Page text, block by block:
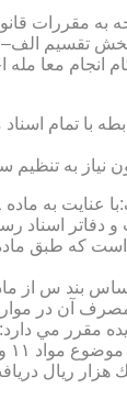
به مقررات
تقسيم الف–
انجام معا مله
با تمام
نياز به
و دفاتر
بر اساس بند س
يك هزار ريال